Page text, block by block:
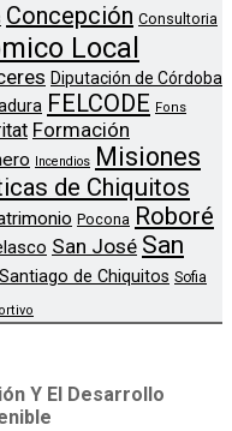
Concepción Consultoria
Local
Diputación de Córdoba
FELCODE Fons
Formación
Incendios
Misiones
de Chiquitos
Pocona Roboré
San José San
Santiago de Chiquitos Sofia
Y El Desarrollo